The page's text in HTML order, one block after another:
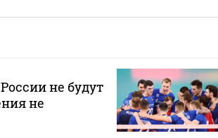
не будут
не